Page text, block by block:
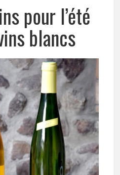
pour l’été
blancs